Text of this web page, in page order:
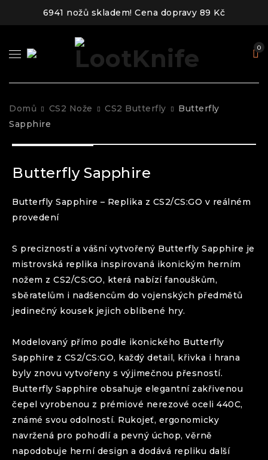
6941 nožů skladem! Cena dopravy 89 Kč
0
Domů CS2 Nože CS2 Butterfly
Butterfly
Sapphire
Butterfly Sapphire
Butterfly Sapphire – Replika z CS2/CS:GO v reálném
provedení
S precizností a vášní vytvořený Butterfly Sapphire je
mistrovská replika inspirovaná ikonickým herním
nožem z CS2/CS:GO, která nabízí fanouškům,
sběratelům i nadšencům do vojenských předmětů
jedinečný kousek jejich oblíbené hry.
Modelovaný přímo podle ikonického Butterfly
Sapphire z CS2/CS:GO, každý detail, křivka i hrana
byly znovu vytvořeny s výjimečnou přesností.
Butterfly Sapphire obsahuje elegantní zakřivenou
čepel vyrobenou z prémiové nerezové oceli 440C,
známé svou odolností. Rukojeť, ergonomicky
navržená pro pohodlí a pevný úchop, věrně
napodobuje herní design a dodává repliku další